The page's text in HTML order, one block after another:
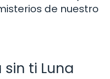
de nuestro
ti Luna